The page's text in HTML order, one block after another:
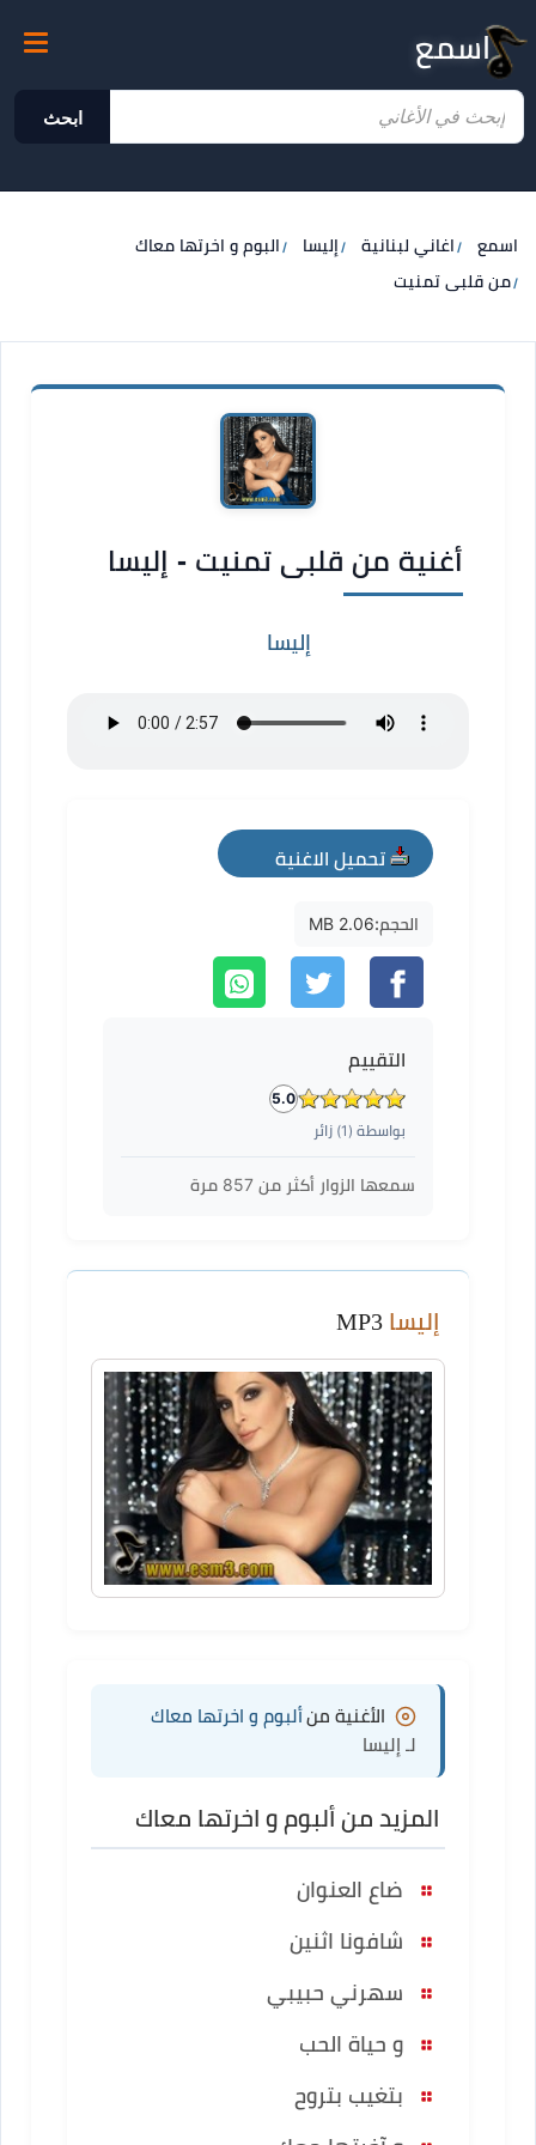
اسمع
ابحث
اسمع اغاني لبنانية إليسا
البوم و اخرتها معاك
من قلبى تمنيت
أغنية من قلبى تمنيت - إليسا
إليسا
تحميل الاغنية
mp3
الحجم:2.06 MB
التقييم
5.0
بواسطة ( 1) زائر
سمعها الزوار أكثر من 857 مرة
إليسا
الأغنية منألبوم و اخرتها معاك
لـ إليسا
المزيد من ألبوم و اخرتها معاك
ضاع العنوان
شافونا اثنين
سهرني حبيبي
و حياة الحب
بتغيب بتروح